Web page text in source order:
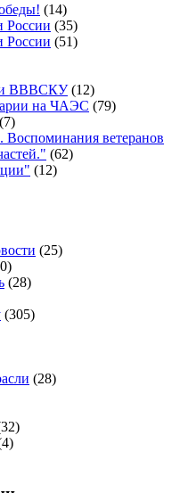
(14)
России (35)
России (51)
ВВВСКУ(12)
на ЧАЭС (79)
(7)
ветеранов
(62)
(12)
(25)
(28)
(305)
(28)